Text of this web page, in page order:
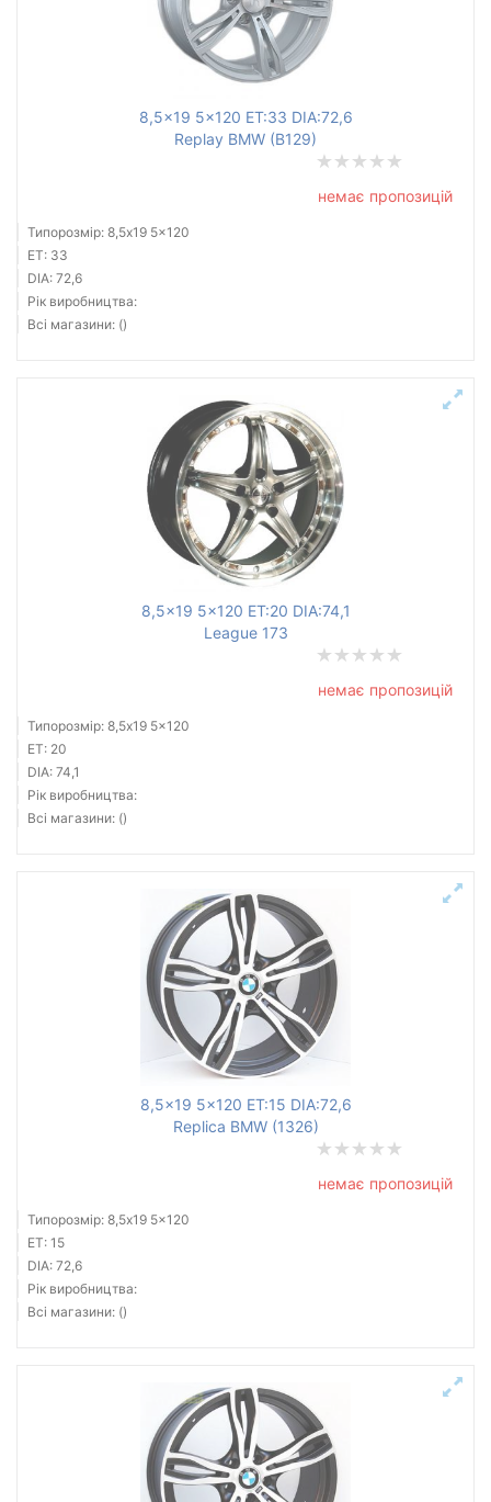
8,5x19 5x120 ET:33 DIA:72,6
Replay BMW (B129)
немає пропозицій
Типорозмір: 8,5x19 5x120
ET: 33
DIA: 72,6
Рік виробництва:
Всі магазини: ()
8,5x19 5x120 ET:20 DIA:74,1
League 173
немає пропозицій
Типорозмір: 8,5x19 5x120
ET: 20
DIA: 74,1
Рік виробництва:
Всі магазини: ()
8,5x19 5x120 ET:15 DIA:72,6
Replica BMW (1326)
немає пропозицій
Типорозмір: 8,5x19 5x120
ET: 15
DIA: 72,6
Рік виробництва:
Всі магазини: ()